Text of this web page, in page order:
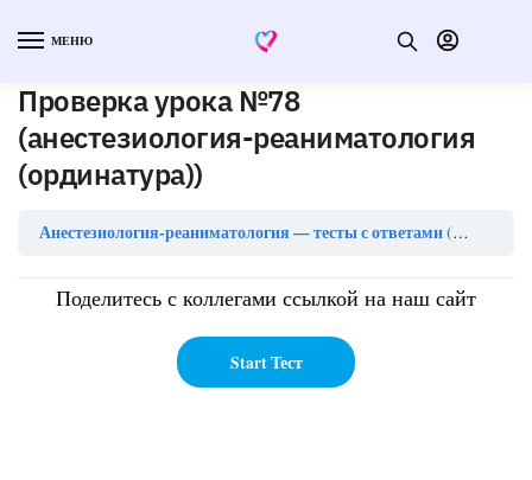
МЕНЮ
Проверка урока №78
(анестезиология-реаниматология
(ординатура))
Анестезиология-реаниматология — тесты с ответами (ординатура)
Поделитесь с коллегами ссылкой на наш сайт